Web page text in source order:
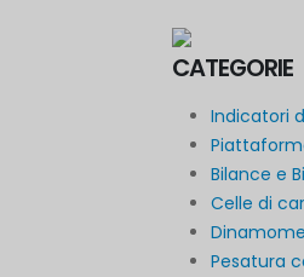
CATEGORIE
Indicatori
Bilance e
Celle di
Pesatura